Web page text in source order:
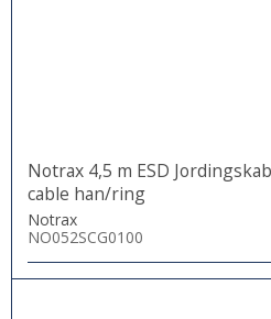
Notrax 4,5 m ESD
cable han/ring
Notrax
NO052SCG0100